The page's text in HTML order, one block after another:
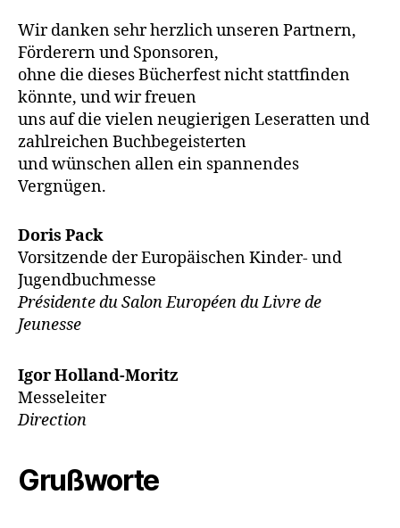
Wir danken sehr herzlich unseren Partnern,
Förderern und Sponsoren,
ohne die dieses Bücherfest nicht stattfinden
könnte, und wir freuen
uns auf die vielen neugierigen Leseratten und
zahlreichen Buchbegeisterten
und wünschen allen ein spannendes
Vergnügen.
Doris Pack
Vorsitzende der Europäischen Kinder- und
Jugendbuchmesse
Présidente du Salon Européen du Livre de
Jeunesse
Igor Holland-Moritz
Messeleiter
Direction
Grußworte